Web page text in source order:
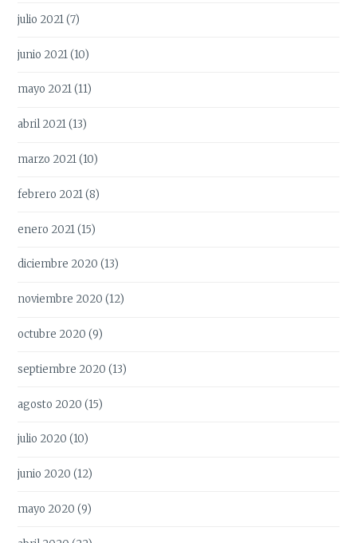
julio 2021(7)
junio 2021(10)
mayo 2021(11)
abril 2021(13)
marzo 2021(10)
febrero 2021(8)
enero 2021(15)
diciembre 2020 (13)
noviembre 2020 (12)
octubre 2020 (9)
septiembre 2020 (13)
agosto 2020 (15)
julio 2020 (10)
junio 2020 (12)
mayo 2020 (9)